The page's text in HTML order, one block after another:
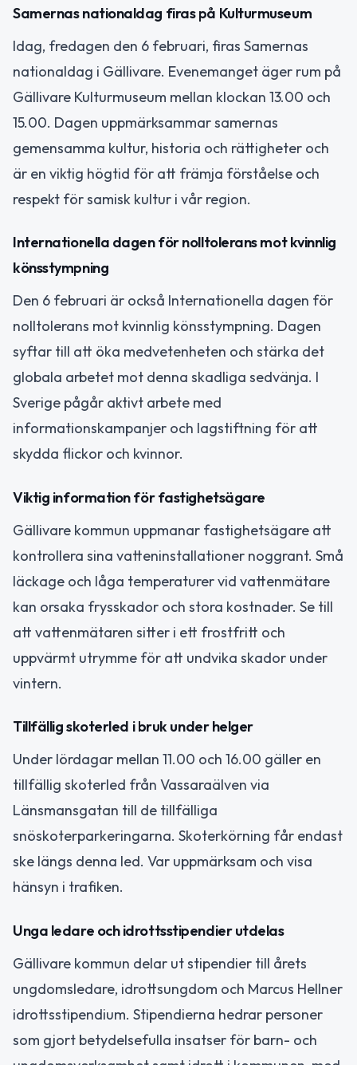
Samernas nationaldag firas på Kulturmuseum
Idag, fredagen den 6 februari, firas Samernas
nationaldag i Gällivare. Evenemanget äger rum på
Gällivare Kulturmuseum mellan klockan 13.00 och
15.00. Dagen uppmärksammar samernas
gemensamma kultur, historia och rättigheter och
är en viktig högtid för att främja förståelse och
respekt för samisk kultur i vår region.
Internationella dagen för nolltolerans mot kvinnlig
könsstympning
Den 6 februari är också Internationella dagen för
nolltolerans mot kvinnlig könsstympning. Dagen
syftar till att öka medvetenheten och stärka det
globala arbetet mot denna skadliga sedvänja. I
Sverige pågår aktivt arbete med
informationskampanjer och lagstiftning för att
skydda flickor och kvinnor.
Viktig information för fastighetsägare
Gällivare kommun uppmanar fastighetsägare att
kontrollera sina vatteninstallationer noggrant. Små
läckage och låga temperaturer vid vattenmätare
kan orsaka frysskador och stora kostnader. Se till
att vattenmätaren sitter i ett frostfritt och
uppvärmt utrymme för att undvika skador under
vintern.
Tillfällig skoterled i bruk under helger
Under lördagar mellan 11.00 och 16.00 gäller en
tillfällig skoterled från Vassaraälven via
Länsmansgatan till de tillfälliga
snöskoterparkeringarna. Skoterkörning får endast
ske längs denna led. Var uppmärksam och visa
hänsyn i trafiken.
Unga ledare och idrottsstipendier utdelas
Gällivare kommun delar ut stipendier till årets
ungdomsledare, idrottsungdom och Marcus Hellner
idrottsstipendium. Stipendierna hedrar personer
som gjort betydelsefulla insatser för barn- och